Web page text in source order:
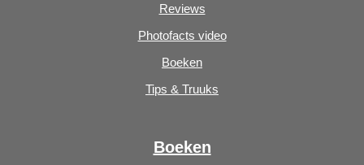
Reviews
Photofacts video
Boeken
Tips & Truuks
Boeken